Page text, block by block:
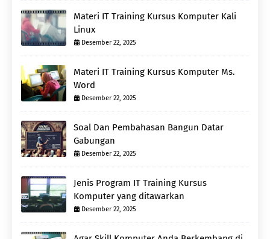
Materi IT Training Kursus Komputer Kali
Linux
Desember 22, 2025
Materi IT Training Kursus Komputer Ms.
Word
Desember 22, 2025
Soal Dan Pembahasan Bangun Datar
Gabungan
Desember 22, 2025
Jenis Program IT Training Kursus
Komputer yang ditawarkan
Desember 22, 2025